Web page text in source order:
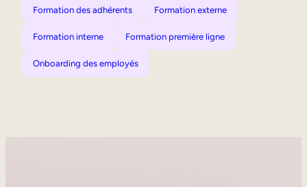
Formation des adhérents Formation externe
Formation interne Formation première ligne
Onboarding des employés